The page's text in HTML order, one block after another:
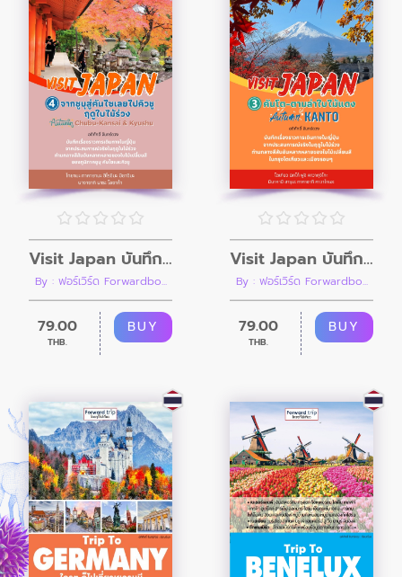
Visit Japan บันทึกเที่ยวญี่ปุ่น เล่ม 4 จากชูบุสู่คันไซเลยไปคิวชู ฤดูใบไม้ร่วง Autumn CHUBU-KANSAI & KYUSHU
By : ฟอร์เวิร์ด Forwardbo...
79.00
THB.
BUY
Visit Japan บันทึกเที่ยวญี่ปุ่น เล่ม 3 คันโตตามล่าใบไม้แดง Autumn KANTO
By : ฟอร์เวิร์ด Forwardbo...
79.00
THB.
BUY